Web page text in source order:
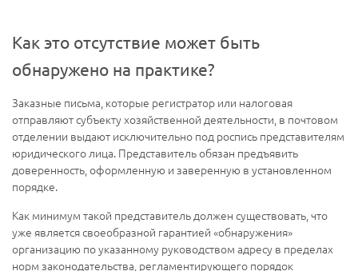
Как это отсутствие может быть
обнаружено на практике?
Заказные письма, которые регистратор или налоговая
отправляют субъекту хозяйственной деятельности, в почтовом
отделении выдают исключительно под роспись представителям
юридического лица. Представитель обязан предъявить
доверенность, оформленную и заверенную в установленном
порядке.
Как минимум такой представитель должен существовать, что
уже является своеобразной гарантией «обнаружения»
организацию по указанному руководством адресу в пределах
норм законодательства, регламентирующего порядок